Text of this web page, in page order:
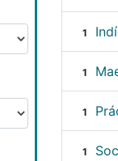
1
1
1
1